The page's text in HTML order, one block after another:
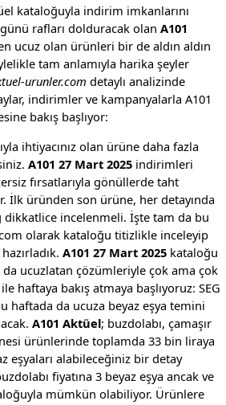
kataloğuyla indirim imkanlarını
rafları dolduracak olan A101
ucuz olan ürünleri bir de aldın aldın
tam anlamıyla harika şeyler
urunler.com detaylı analizinde
indirimler ve kampanyalarla A101
bakış başlıyor:
ihtiyacınız olan ürüne daha fazla
A101 27 Mart 2025indirimleri
fırsatlarıyla gönüllerde taht
İlk üründen son ürüne, her detayında
incelenmeli. İşte tam da bu
olarak kataloğu titizlikle inceleyip
A101 27 Mart 2025kataloğu
ucuzlatan çözümleriyle çok ama çok
haftaya bakış atmaya başlıyoruz: SEG
haftada da ucuza beyaz eşya temini
A101 Aktüel; buzdolabı, çamaşır
ürünlerinde toplamda 33 bin liraya
eşyaları alabileceğiniz bir detay
fiyatına 3 beyaz eşya ancak ve
mümkün olabiliyor. Ürünlere